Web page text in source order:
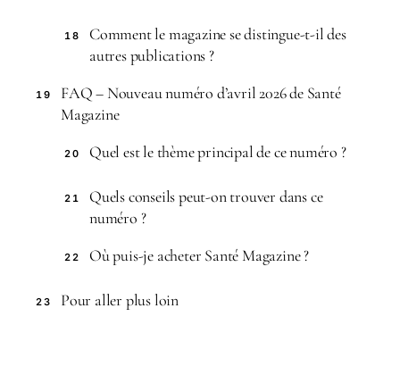
18
Comment le magazine se distingue-t-il des
autres publications ?
19
FAQ – Nouveau numéro d’avril 2026 de Santé
Magazine
20 Quel est le thème principal de ce numéro ?
21
Quels conseils peut-on trouver dans ce
numéro ?
22 Où puis-je acheter Santé Magazine ?
23 Pour aller plus loin